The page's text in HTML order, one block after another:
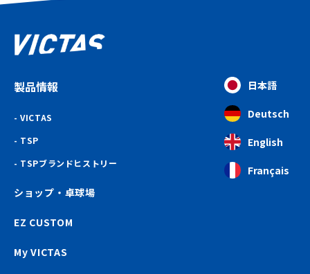
製品情報
VICTAS
TSP
TSPブランドヒストリー
ショップ・卓球場
EZ CUSTOM
My VICTAS
日本語
Deutsch
English
Français